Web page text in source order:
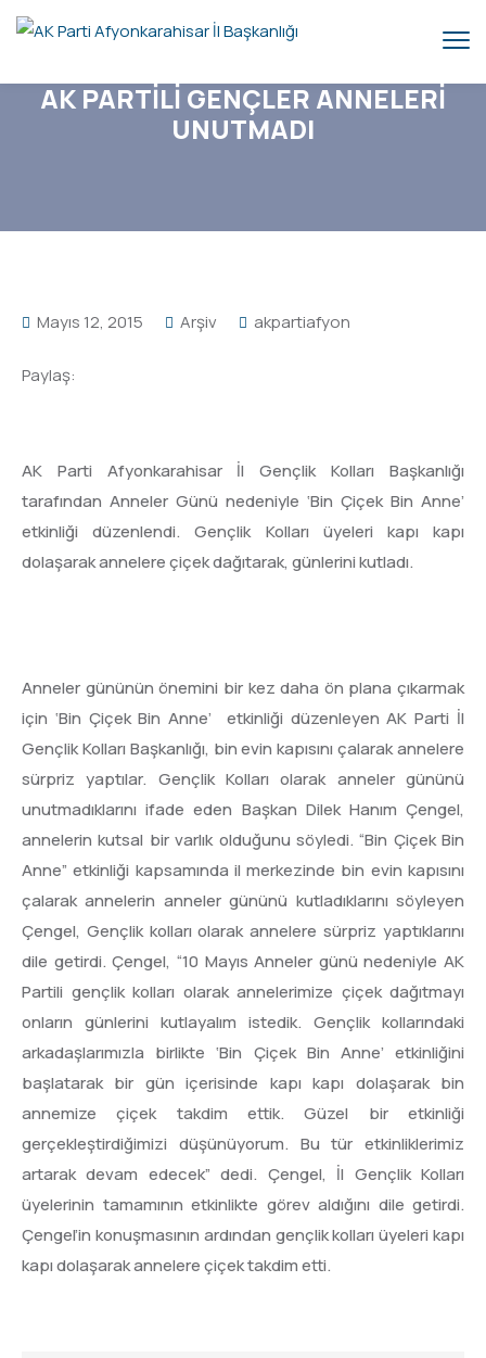
AK PARTİLİ GENÇLER ANNELERİ
UNUTMADI
Mayıs 12, 2015 Arşiv akpartiafyon
Paylaş:
AK Parti Afyonkarahisar İl Gençlik Kolları Başkanlığı
tarafından Anneler Günü nedeniyle ‘Bin Çiçek Bin Anne’
etkinliği düzenlendi. Gençlik Kolları üyeleri kapı kapı
dolaşarak annelere çiçek dağıtarak, günlerini kutladı.
Anneler gününün önemini bir kez daha ön plana çıkarmak
için ‘Bin Çiçek Bin Anne’ etkinliği düzenleyen AK Parti İl
Gençlik Kolları Başkanlığı, bin evin kapısını çalarak annelere
sürpriz yaptılar. Gençlik Kolları olarak anneler gününü
unutmadıklarını ifade eden Başkan Dilek Hanım Çengel,
annelerin kutsal bir varlık olduğunu söyledi. “Bin Çiçek Bin
Anne” etkinliği kapsamında il merkezinde bin evin kapısını
çalarak annelerin anneler gününü kutladıklarını söyleyen
Çengel, Gençlik kolları olarak annelere sürpriz yaptıklarını
dile getirdi. Çengel, “10 Mayıs Anneler günü nedeniyle AK
Partili gençlik kolları olarak annelerimize çiçek dağıtmayı
onların günlerini kutlayalım istedik. Gençlik kollarındaki
arkadaşlarımızla birlikte ‘Bin Çiçek Bin Anne’ etkinliğini
başlatarak bir gün içerisinde kapı kapı dolaşarak bin
annemize çiçek takdim ettik. Güzel bir etkinliği
gerçekleştirdiğimizi düşünüyorum. Bu tür etkinliklerimiz
artarak devam edecek” dedi. Çengel, İl Gençlik Kolları
üyelerinin tamamının etkinlikte görev aldığını dile getirdi.
Çengel’in konuşmasının ardından gençlik kolları üyeleri kapı
kapı dolaşarak annelere çiçek takdim etti.